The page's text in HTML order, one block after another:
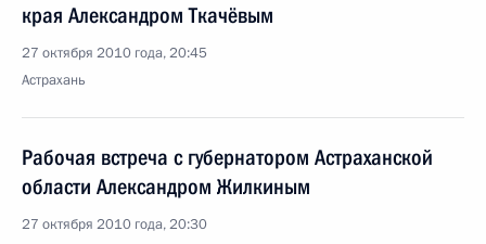
края Александром Ткачёвым
27 октября 2010 года, 20:45
Астрахань
Рабочая встреча с губернатором Астраханской
области Александром Жилкиным
27 октября 2010 года, 20:30